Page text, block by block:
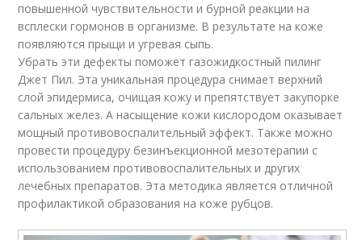
повышенной чувствительности и бурной реакции на
всплески гормонов в организме. В результате на коже
появляются прыщи и угревая сыпь.
Убрать эти дефекты поможет газожидкостный пилинг
Джет Пил. Эта уникальная процедура снимает верхний
слой эпидермиса, очищая кожу и препятствует закупорке
сальных желез. А насыщение кожи кислородом оказывает
мощный противовоспалительный эффект. Также можно
провести процедуру безинъекционной мезотерапии с
использованием противовоспалительных и других
лечебных препаратов. Эта методика является отличной
профилактикой образования на коже рубцов.